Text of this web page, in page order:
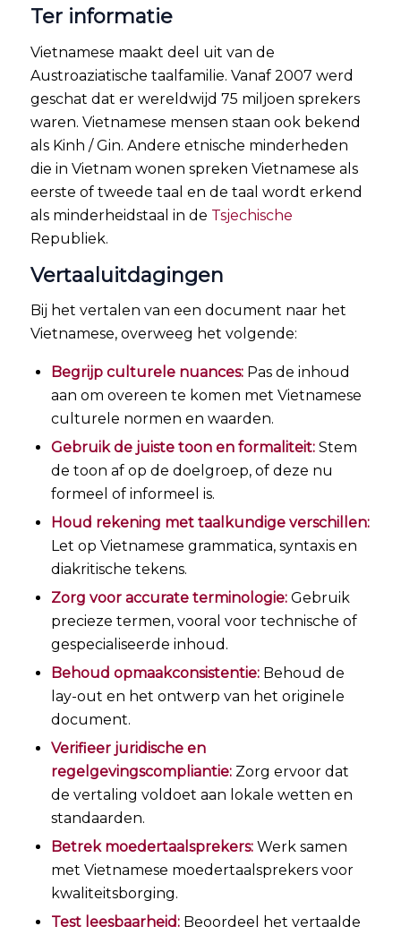
Ter informatie
Vietnamese maakt deel uit van de
Austroaziatische taalfamilie. Vanaf 2007 werd
geschat dat er wereldwijd 75 miljoen sprekers
waren. Vietnamese mensen staan ook bekend
als Kinh / Gin. Andere etnische minderheden
die in Vietnam wonen spreken Vietnamese als
eerste of tweede taal en de taal wordt erkend
als minderheidstaal in de Tsjechische
Republiek.
Vertaaluitdagingen
Bij het vertalen van een document naar het
Vietnamese, overweeg het volgende:
Begrijp culturele nuances:Pas de inhoud
aan om overeen te komen met Vietnamese
culturele normen en waarden.
Gebruik de juiste toon en formaliteit:Stem
de toon af op de doelgroep, of deze nu
formeel of informeel is.
Houd rekening met taalkundige verschillen:
Let op Vietnamese grammatica, syntaxis en
diakritische tekens.
Zorg voor accurate terminologie:Gebruik
precieze termen, vooral voor technische of
gespecialiseerde inhoud.
Behoud opmaakconsistentie:Behoud de
lay-out en het ontwerp van het originele
document.
Verifieer juridische en
regelgevingscompliantie:Zorg ervoor dat
de vertaling voldoet aan lokale wetten en
standaarden.
Betrek moedertaalsprekers:Werk samen
met Vietnamese moedertaalsprekers voor
kwaliteitsborging.
Test leesbaarheid:Beoordeel het vertaalde